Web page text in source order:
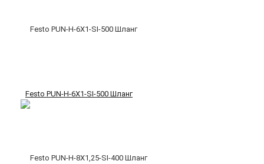
Festo PUN-H-6X1-SI-500 Шланг